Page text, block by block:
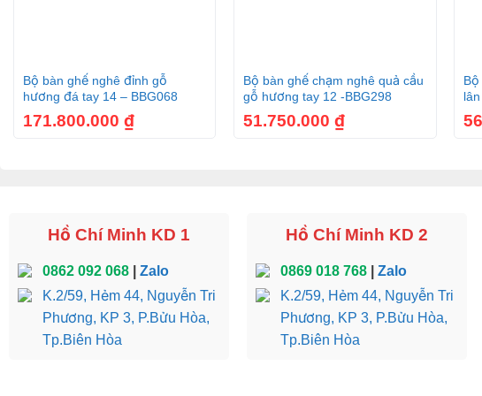
Nếu được bảo quản và chăm sóc đúng cách, kệ tivi gỗ gõ đỏ có thể tồn
Tủ tivi đa công dụng sẽ mang đến cho
Kệ tủ tivi là một phần trong nội thất phòng khách được thiết kế để đặt tivi
Bộ bàn ghế nghê đỉnh gỗ
hương đá tay 14 – BBG068
171.800.000 ₫
Bộ bàn ghế chạm nghê quả cầu
gỗ hương tay 12 -BBG298
51.750.000₫
Hồ Chí Minh KD 1
0862 092 068| Zalo
K.2/59, Hẻm 44, Nguyễn Tri
Phương, KP 3, P.Bửu Hòa,
Tp.Biên Hòa
Hồ Chí Minh KD 2
0869 018 768| Zalo
K.2/59, Hẻm 44, Nguyễn Tri
Phương, KP 3, P.Bửu Hòa,
Tp.Biên Hòa